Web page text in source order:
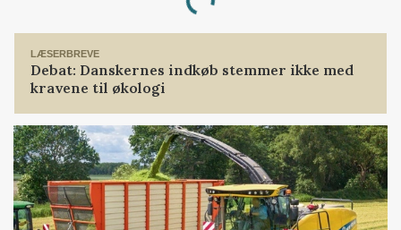
LÆSERBREVE
Debat: Danskernes indkøb stemmer ikke med
kravene til økologi